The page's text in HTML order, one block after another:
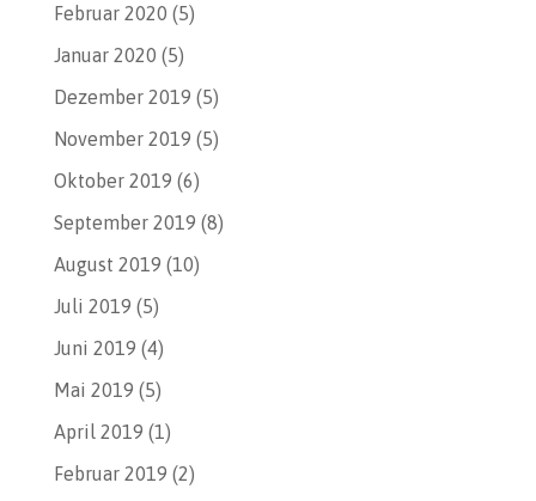
Februar 2020 (5)
Januar 2020 (5)
Dezember 2019 (5)
November 2019 (5)
Oktober 2019 (6)
September 2019 (8)
August 2019 (10)
Juli 2019 (5)
Juni 2019 (4)
Mai 2019 (5)
April 2019 (1)
Februar 2019 (2)